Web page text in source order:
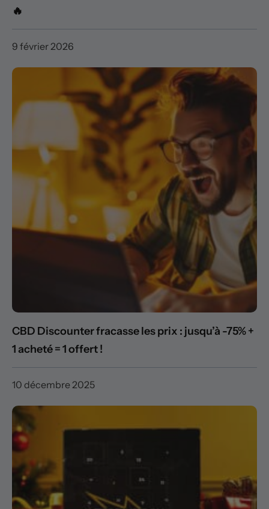
🔥
9 février 2026
CBD Discounter fracasse les prix : jusqu’à -75% +
1 acheté = 1 offert !
10 décembre 2025